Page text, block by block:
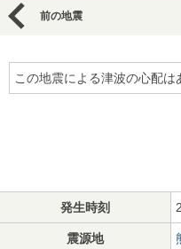
前の地震
この地震による津波の心配は
発生時刻
震源地